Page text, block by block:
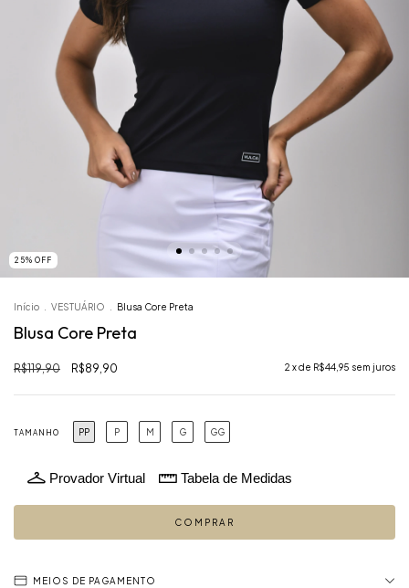
25% OFF
Início VESTUÁRIO Blusa Core Preta
Blusa Core Preta
R$119,90 R$89,90 2 x de R$44,95 sem juros
TAMANHO PP P M G GG
Provador Virtual Tabela de Medidas
MEIOS DE PAGAMENTO